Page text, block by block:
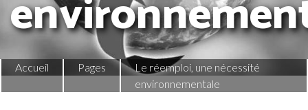
Accueil Pages
Le réemploi, une nécessité
environnementale